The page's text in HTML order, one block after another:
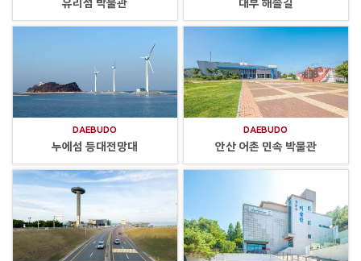
유리섬 박물관 대부 해솔길
DAEBUDO
누에섬 등대전망대
DAEBUDO
안산 어촌 민속 박물관